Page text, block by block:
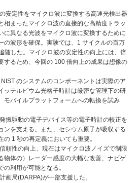
安定性をマイクロ波に変換する高速光検出器
相まったマイクロ波の直接的な高精度トラッ
に異なる光波をマイクロ波に変換するために
の波形を確保。実験では、1 サイクルの百万
随した。マイクロ波の安定性の向上には、倍
するため、今回の 100 倍向上の成果は想像の
のシステムのコンポーネントは実際のア
ッテルビウム光格子時計は厳密な管理下の研
モバイルプラットフォームへの転換を試み
振駆動の電子デバイス等の電子時計の較正を
ンを支える。また、セシウム原子が吸収する
1 秒の再定義においても重要。
頼性の向上、現在はマイクロ波ノイズで制限
物体の）レーダー感度の大幅な改善、ナビゲ
利用が可能となる。
画局(DARPA)が一部支援した。